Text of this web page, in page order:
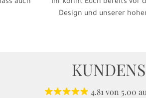
auch
Ihr könnt Euch bereits vor
Design und unserer
4.81von 5.00